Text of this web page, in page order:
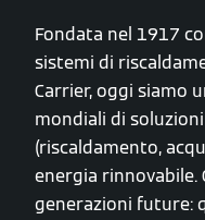
Fondata nel 1917
sistemi di
Carrier, oggi siamo
mondiali di
(riscaldamento,
energia rinnovabile.
generazioni future: